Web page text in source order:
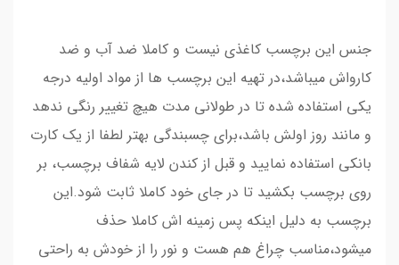
جنس این برچسب کاغذی نیست و کاملا ضد آب و ضد
کارواش میباشد،در تهیه این برچسب ها از مواد اولیه درجه
یکی استفاده شده تا در طولانی مدت هیچ تغییر رنگی ندهد
و مانند روز اولش باشد،برای چسبندگی بهتر لطفا از یک کارت
بانکی استفاده نمایید و قبل از کندن لایه شفاف برچسب، بر
روی برچسب بکشید تا در جای خود کاملا ثابت شود.این
برچسب به دلیل اینکه پس زمینه اش کاملا حذف
میشود،مناسب چراغ هم هست و نور را از خودش به راحتی